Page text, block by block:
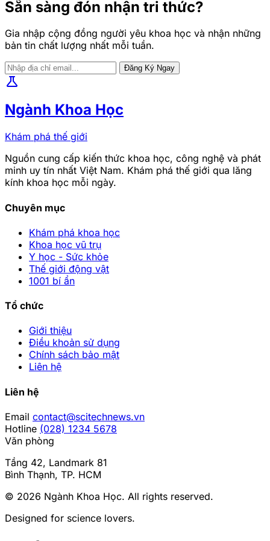
Sẵn sàng đón nhận tri thức?
Gia nhập cộng đồng người yêu khoa học và nhận những
bản tin chất lượng nhất mỗi tuần.
Đăng Ký Ngay
science
Ngành Khoa Học
Khám phá thế giới
Nguồn cung cấp kiến thức khoa học, công nghệ và phát
minh uy tín nhất Việt Nam. Khám phá thế giới qua lăng
kính khoa học mỗi ngày.
Chuyên mục
Khám phá khoa học
Khoa học vũ trụ
Y học - Sức khỏe
Thế giới động vật
1001 bí ẩn
Tổ chức
Giới thiệu
Điều khoản sử dụng
Chính sách bảo mật
Liên hệ
Liên hệ
Email contact@scitechnews.vn
Hotline (028) 1234 5678
Văn phòng
Tầng 42, Landmark 81
Bình Thạnh, TP. HCM
© 2026 Ngành Khoa Học. All rights reserved.
Designed for science lovers.